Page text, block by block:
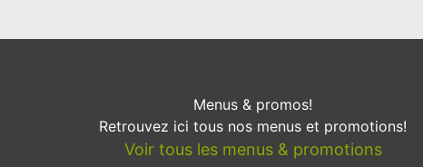
Menus & promos!
Retrouvez ici tous nos menus et promotions!
Voir tous les menus & promotions